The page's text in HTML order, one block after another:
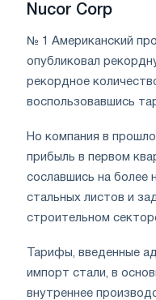
Nucor Corp
№ 1 Американский
опубликовал
рекордное
воспользовавшись
Но компания в
прибыль в первом
сославшись на более
стальных листов и
строительном
Тарифы, введенные
импорт стали, в
внутреннее